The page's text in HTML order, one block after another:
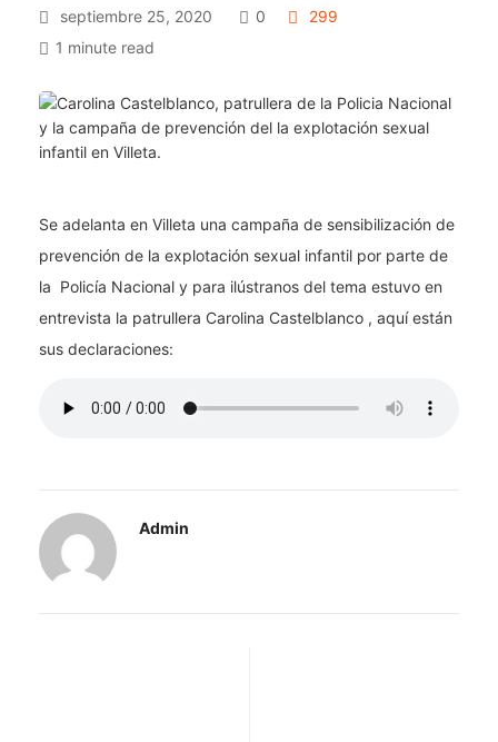
septiembre 25, 2020 0
299
1 minute read
Se adelanta en Villeta una campaña de sensibilización de
prevención de la explotación sexual infantil por parte de
la Policía Nacional y para ilústranos del tema estuvo en
entrevista la patrullera Carolina Castelblanco , aquí están
sus declaraciones:
Admin